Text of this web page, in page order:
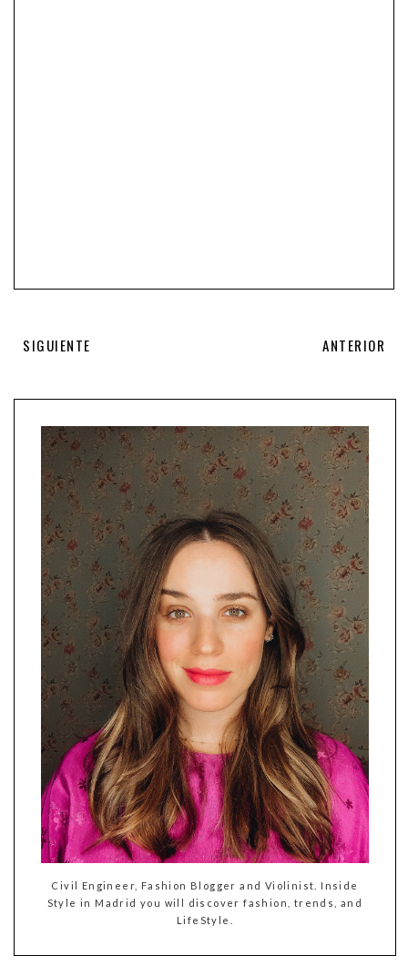
SIGUIENTE ANTERIOR
Civil Engineer, Fashion Blogger and Violinist. Inside
Style in Madrid you will discover fashion, trends, and
LifeStyle.